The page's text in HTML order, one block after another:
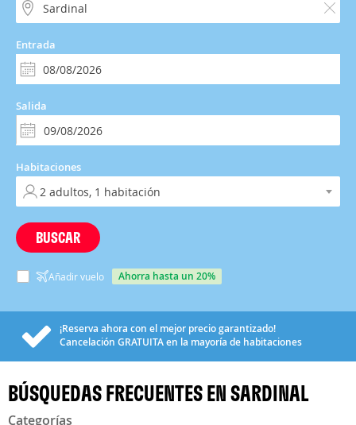
Entrada
Salida
Habitaciones
BUSCAR
Añadir vuelo ahorra hasta un 20%
¡Reserva ahora con el mejor precio garantizado!
Cancelación GRATUITAen la mayoría de habitaciones
BÚSQUEDAS FRECUENTES EN SARDINAL
Categorías